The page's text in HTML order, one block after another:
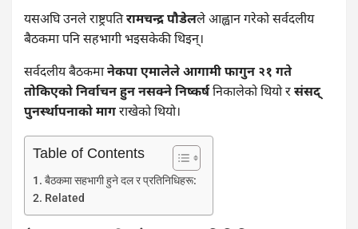
यसअघि उनले राष्ट्रपतिरामचन्द्र पौडेलले आह्वान गरेको सर्वदलीय
बैठकमा पनि सहभागी भइसकेकी थिइन्।
सर्वदलीय बैठकमानेकपा एमालेले आगामी फागुन २१ गते
तोकिएको निर्वाचन हुन नसक्ने निष्कर्षनिकालेको थियो रसंसद्
पुनर्स्थापनाको मागराखेको थियो।
Table of Contents
बैठकमा सहभागी हुने दल र प्रतिनिधिहरू:
Related